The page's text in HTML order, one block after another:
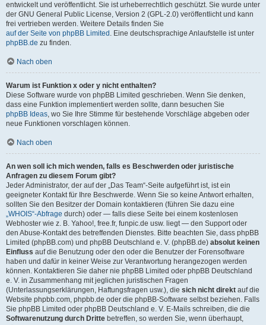
entwickelt und veröffentlicht. Sie ist urheberrechtlich geschützt. Sie wurde unter
der GNU General Public License, Version 2 (GPL-2.0) veröffentlicht und kann
frei vertrieben werden. Weitere Details finden Sie
auf der Seite von phpBB Limited . Eine deutschsprachige Anlaufstelle ist unter
phpBB.de zu finden.
Nach oben
Warum ist Funktion x oder y nicht enthalten?
Diese Software wurde von phpBB Limited geschrieben. Wenn Sie denken,
dass eine Funktion implementiert werden sollte, dann besuchen Sie
phpBB Ideas, wo Sie Ihre Stimme für bestehende Vorschläge abgeben oder
neue Funktionen vorschlagen können.
Nach oben
An wen soll ich mich wenden, falls es Beschwerden oder juristische
Anfragen zu diesem Forum gibt?
Jeder Administrator, der auf der „Das Team“-Seite aufgeführt ist, ist ein
geeigneter Kontakt für Ihre Beschwerde. Wenn Sie so keine Antwort erhalten,
sollten Sie den Besitzer der Domain kontaktieren (führen Sie dazu eine
„WHOIS“-Abfrage durch) oder — falls diese Seite bei einem kostenlosen
Webhoster wie z. B. Yahoo!, free.fr, funpic.de usw. liegt — den Support oder
den Abuse-Kontakt des betreffenden Dienstes. Bitte beachten Sie, dass phpBB
Limited (phpBB.com) und phpBB Deutschland e. V. (phpBB.de) absolut keinen
Einfluss auf die Benutzung oder den oder die Benutzer der Forensoftware
haben und dafür in keiner Weise zur Verantwortung herangezogen werden
können. Kontaktieren Sie daher nie phpBB Limited oder phpBB Deutschland
e. V. in Zusammenhang mit jeglichen juristischen Fragen
(Unterlassungserklärungen, Haftungsfragen usw.), die sich nicht direkt auf die
Website phpbb.com, phpbb.de oder die phpBB-Software selbst beziehen. Falls
Sie phpBB Limited oder phpBB Deutschland e. V. E-Mails schreiben, die die
Softwarenutzung durch Dritte betreffen, so werden Sie, wenn überhaupt,